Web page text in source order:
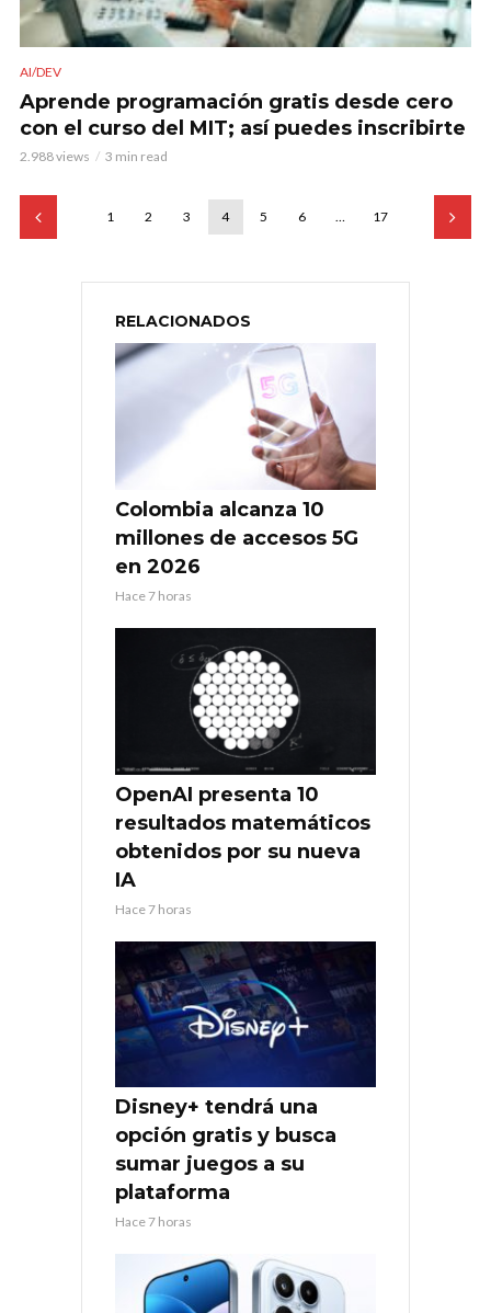
AI/DEV
Aprende programación gratis desde cero
con el curso del MIT; así puedes inscribirte
2.988 views 3 min read
1 2 3 4 5 6 … 17
RELACIONADOS
Colombia alcanza 10
millones de accesos 5G
en 2026
Hace 7 horas
OpenAI presenta 10
resultados matemáticos
obtenidos por su nueva
IA
Hace 7 horas
Disney+ tendrá una
opción gratis y busca
sumar juegos a su
plataforma
Hace 7 horas